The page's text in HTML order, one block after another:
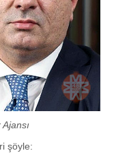
şöyle: